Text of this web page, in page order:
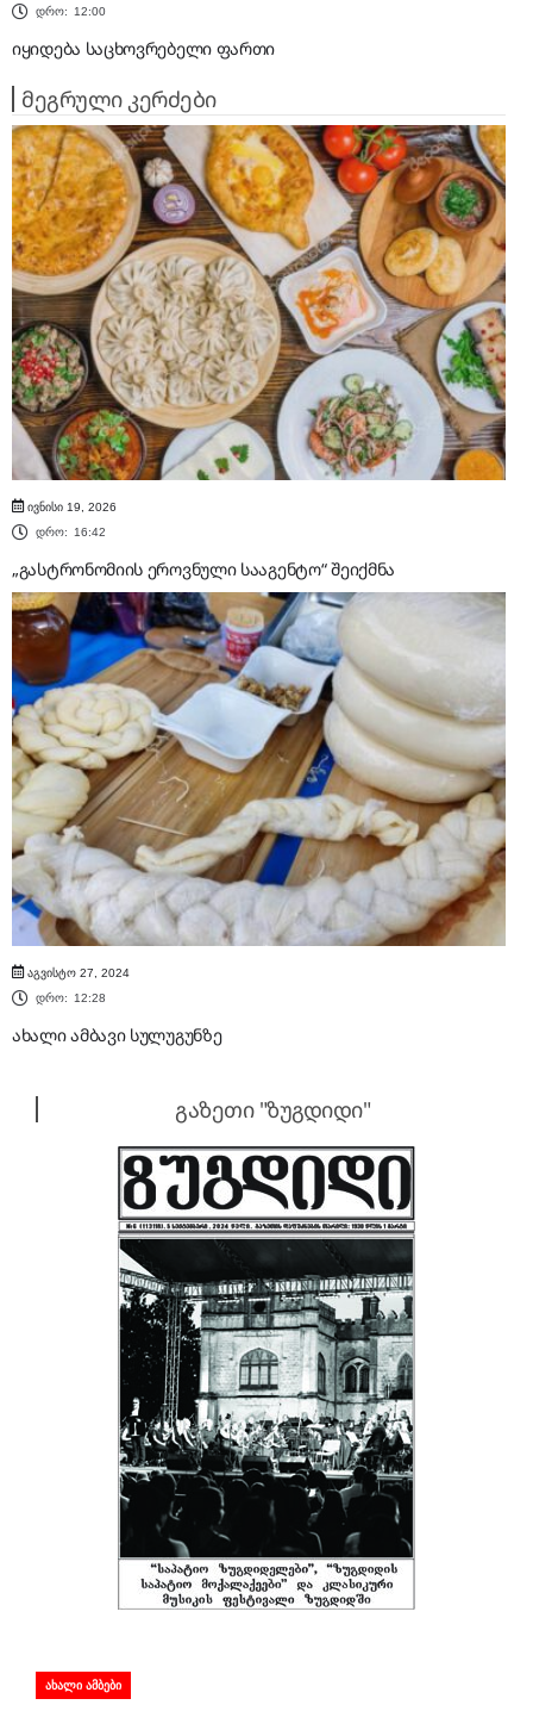
დრო: 12:00
იყიდება საცხოვრებელი ფართი
მეგრული კერძები
ივნისი 19, 2026
დრო:
16:42
„გასტრონომიის ეროვნული სააგენტო“ შეიქმნა
აგვისტო 27, 2024
დრო: 12:28
ახალი ამბავი სულუგუნზე
გაზეთი "ზუგდიდი"
ᲐᲮᲐᲚᲘ ᲐᲛᲑᲔᲑᲘ